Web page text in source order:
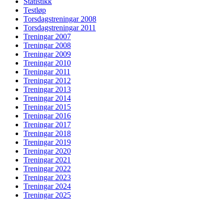
Testløp
Torsdagstreningar 2008
Torsdagstreningar 2011
Treningar 2007
Treningar 2008
Treningar 2009
Treningar 2010
Treningar 2011
Treningar 2012
Treningar 2013
Treningar 2014
Treningar 2015
Treningar 2016
Treningar 2017
Treningar 2018
Treningar 2019
Treningar 2020
Treningar 2021
Treningar 2022
Treningar 2023
Treningar 2024
Treningar 2025